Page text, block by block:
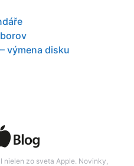
výmena disku
zo sveta Apple. Novinky,